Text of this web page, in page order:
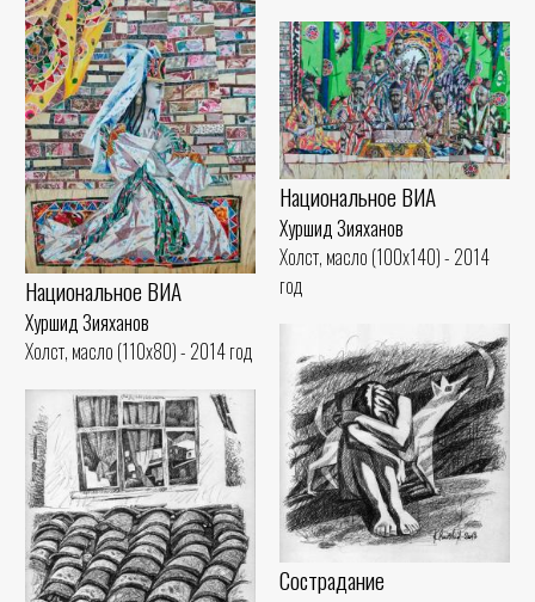
Национальное ВИА
Хуршид Зияханов
Холст, масло (110x80) - 2014 год
Национальное ВИА
Хуршид Зияханов
Холст, масло (100x140) - 2014
год
Сострадание